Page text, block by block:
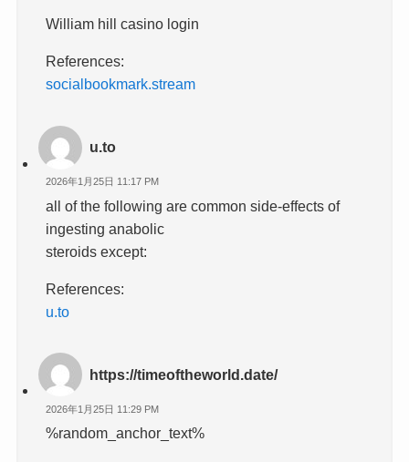
William hill casino login
References:
socialbookmark.stream
u.to
2026年1月25日 11:17 PM
all of the following are common side-effects of
ingesting anabolic
steroids except:
References:
u.to
https://timeoftheworld.date/
2026年1月25日 11:29 PM
%random_anchor_text%